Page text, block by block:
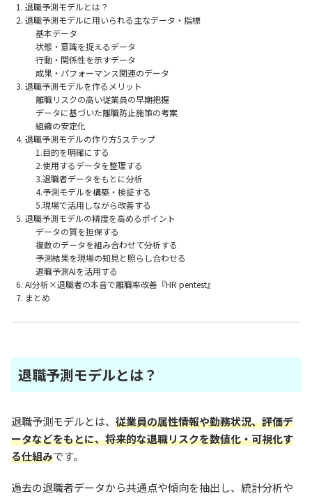
退職予測モデルとは？
退職予測モデルに用いられる主なデータ・指標
基本データ
状態・意識を捉えるデータ
行動・関係性を示すデータ
成果・パフォーマンス関連のデータ
退職予測モデルを作るメリット
離職リスクの高い従業員の早期把握
データに基づいた離職防止施策の考案
組織の安定化
退職予測モデルの作り方5ステップ
1.目的を明確にする
2.使用するデータを整理する
3.退職者データをもとに分析
4.予測モデルを構築・検証する
5.現場で活用しながら改善する
退職予測モデルの精度を高めるポイント
データの質を担保する
複数のデータを組み合わせて分析する
予測結果を現場の知見と照らし合わせる
退職予測AIを活用する
AI分析×退職者の本音で離職率改善『HR pentest』
まとめ
退職予測モデルとは？
退職予測モデルとは、 従業員の属性情報や勤務状況、評価デ
ータなどをもとに、将来的な退職リスクを数値化・可視化す
る仕組みです。
過去の退職者データから共通点や傾向を抽出し、統計分析や